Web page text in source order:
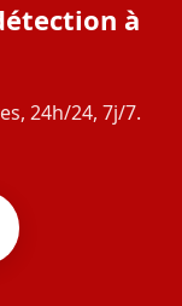
à
24h/24, 7j/7.